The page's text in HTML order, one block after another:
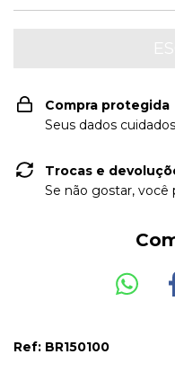
Compra protegida
Seus dados
Trocas e
Se não gostar, você
Ref: BR150100